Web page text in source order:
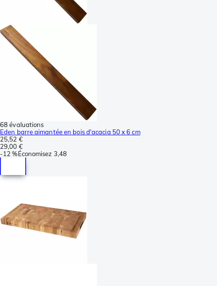
68 évaluations
Eden barre aimantée en bois d'acacia 50 x 6 cm
25,52 €
29,00 €
-12 %Économisez 3,48